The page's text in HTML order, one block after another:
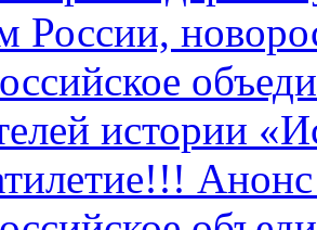
России,
истории